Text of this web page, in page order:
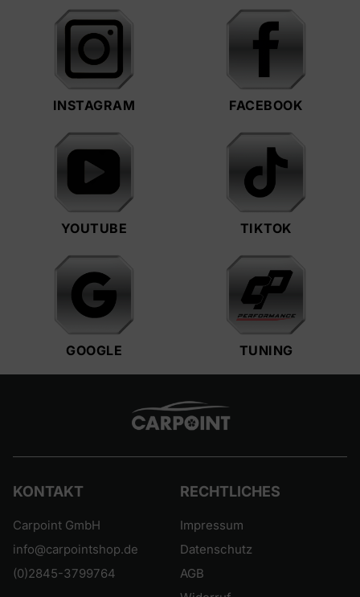
INSTAGRAM FACEBOOK
YOUTUBE TIKTOK
GOOGLE TUNING
KONTAKT
Carpoint GmbH
info@carpointshop.de
(0)2845-3799764
RECHTLICHES
Impressum
Datenschutz
AGB